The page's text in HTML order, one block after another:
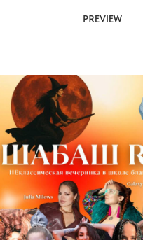
PREVIEW